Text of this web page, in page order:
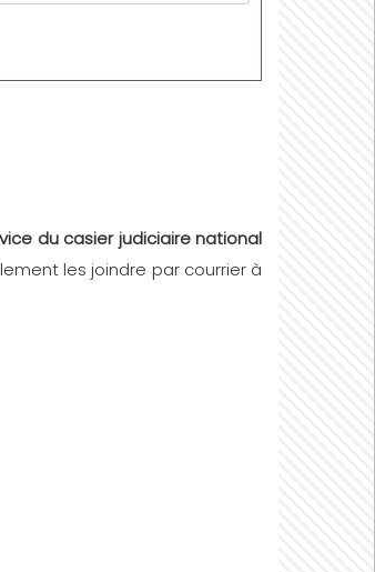
du casier judiciaire national
les joindre par courrier à